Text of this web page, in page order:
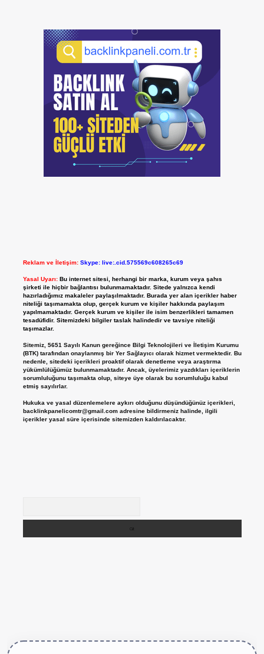
Reklam ve İletişim: Skype: live:.cid.575569c608265c69
Yasal Uyarı: Bu internet sitesi, herhangi bir marka, kurum veya şahıs
şirketi ile hiçbir bağlantısı bulunmamaktadır. Sitede yalnızca kendi
hazırladığımız makaleler paylaşılmaktadır. Burada yer alan içerikler haber
niteliği taşımamakta olup, gerçek kurum ve kişiler hakkında paylaşım
yapılmamaktadır. Gerçek kurum ve kişiler ile isim benzerlikleri tamamen
tesadüfidir. Sitemizdeki bilgiler taslak halindedir ve tavsiye niteliği
taşımazlar.
Sitemiz, 5651 Sayılı Kanun gereğince Bilgi Teknolojileri ve İletişim Kurumu
(BTK) tarafından onaylanmış bir Yer Sağlayıcı olarak hizmet vermektedir. Bu
nedenle, sitedeki içerikleri proaktif olarak denetleme veya araştırma
yükümlülüğümüz bulunmamaktadır. Ancak, üyelerimiz yazdıkları içeriklerin
sorumluluğunu taşımakta olup, siteye üye olarak bu sorumluluğu kabul
etmiş sayılırlar.
Hukuka ve yasal düzenlemelere aykırı olduğunu düşündüğünüz içerikleri,
backlinkpanelicomtr@gmail.comadresine bildirmeniz halinde, ilgili
içerikler yasal süre içerisinde sitemizden kaldırılacaktır.